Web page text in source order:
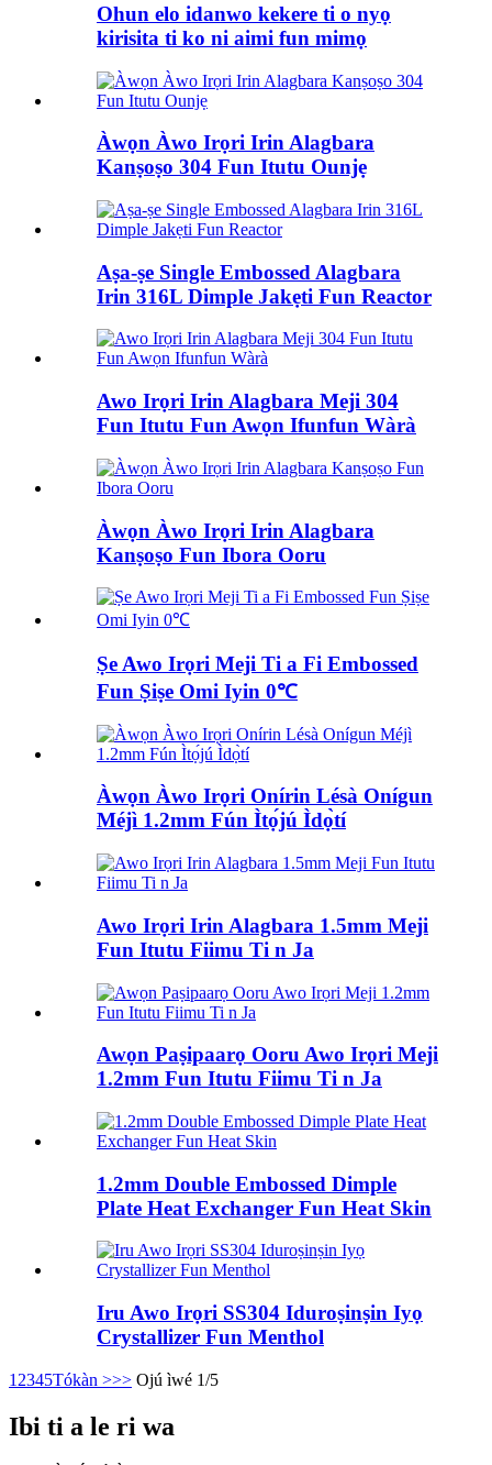
Ohun elo idanwo kekere ti o nyọ
kirisita ti ko ni aimi fun mimọ
Àwọn Àwo Irọri Irin Alagbara
Kanṣoṣo 304 Fun Itutu Ounjẹ
Aṣa-ṣe Single Embossed Alagbara
Irin 316L Dimple Jakẹti Fun Reactor
Awo Irọri Irin Alagbara Meji 304
Fun Itutu Fun Awọn Ifunfun Wàrà
Àwọn Àwo Irọri Irin Alagbara
Kanṣoṣo Fun Ibora Ooru
Ṣe Awo Irọri Meji Ti a Fi Embossed
Fun Ṣiṣe Omi Iyin 0℃
Àwọn Àwo Irọri Onírin Lésà Onígun
Méjì 1.2mm Fún Ìtọ́jú Ìdọ̀tí
Awo Irọri Irin Alagbara 1.5mm Meji
Fun Itutu Fiimu Ti n Ja
Awọn Paṣipaarọ Ooru Awo Irọri Meji
1.2mm Fun Itutu Fiimu Ti n Ja
1.2mm Double Embossed Dimple
Plate Heat Exchanger Fun Heat Skin
Iru Awo Irọri SS304 Iduroṣinṣin Iyọ
Crystallizer Fun Menthol
1 2345Tókàn >>> Ojú ìwé 1/5
Ibi ti a le ri wa